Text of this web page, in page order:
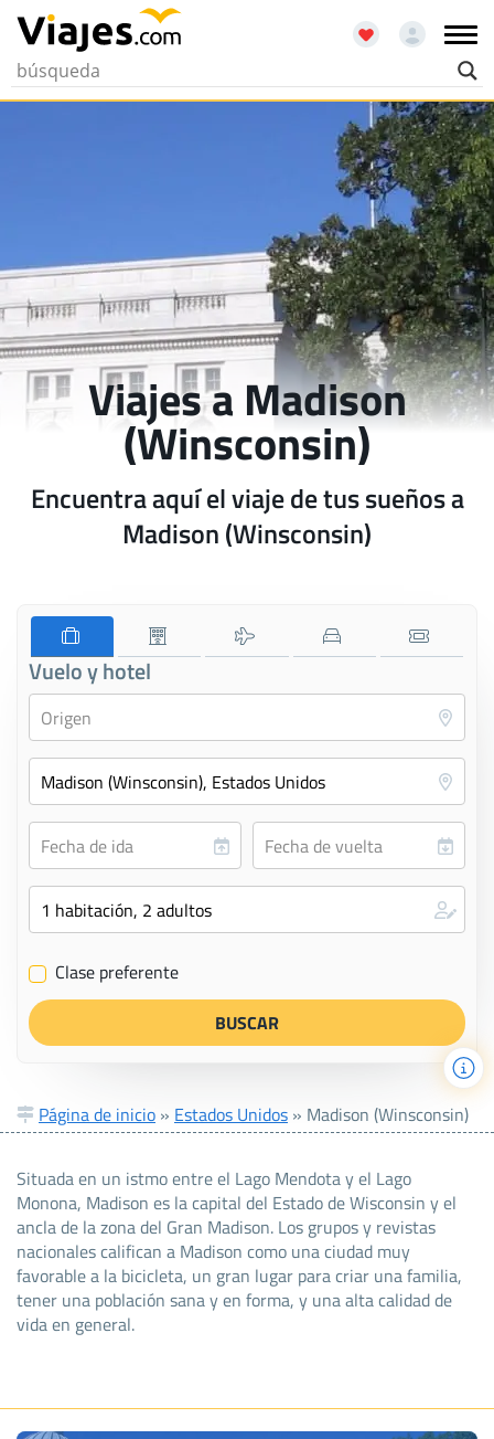
Viajes a Madison
(Winsconsin)
Encuentra aquí el viaje de tus sueños a
Madison (Winsconsin)
Vuelo y hotel
✔ Clase preferente
Página de inicio » Estados Unidos » Madison (Winsconsin)
Situada en un istmo entre el Lago Mendota y el Lago
Monona, Madison es la capital del Estado de Wisconsin y el
ancla de la zona del Gran Madison. Los grupos y revistas
nacionales califican a Madison como una ciudad muy
favorable a la bicicleta, un gran lugar para criar una familia,
tener una población sana y en forma, y una alta calidad de
vida en general.